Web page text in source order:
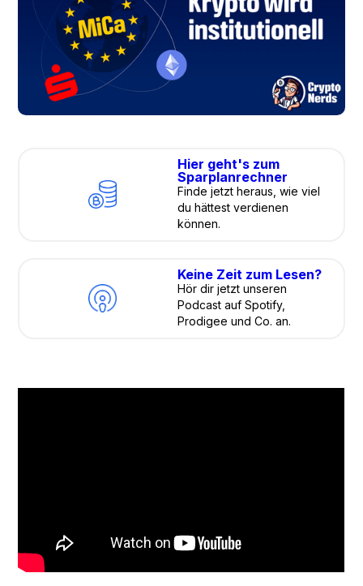
Hier geht's zum
Sparplanrechner
Finde jetzt heraus, wie viel
du hättest verdienen
können.
Keine Zeit zum Lesen?
Hör dir jetzt unseren
Podcast auf Spotify,
Prodigee und Co. an.